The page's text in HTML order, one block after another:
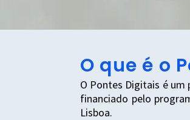
O que é o
O Pontes Digitais é um
financiado pelo
Lisboa.